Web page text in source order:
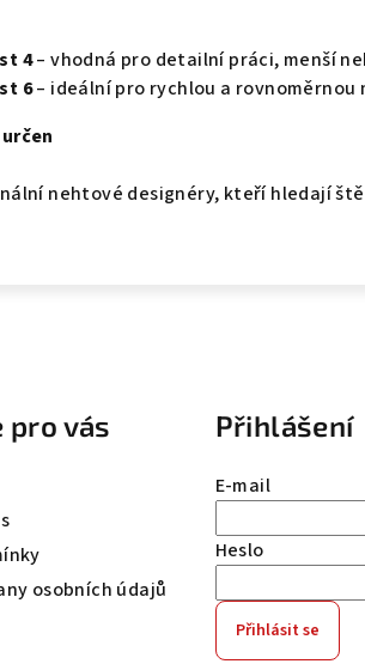
4– vhodná pro detailní práci, menší
6– ideální pro rychlou a
nehtové designéry, kteří hledají
pro vás
osobních údajů
Přihlášení
E-mail
Heslo
Přihlásit se